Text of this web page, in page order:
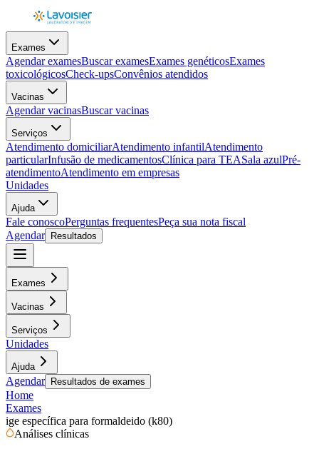
Exames
Agendar examesBuscar examesExames genéticosExames
toxicológicosCheck-upsConvênios atendidos
Vacinas
Agendar vacinasBuscar vacinas
Serviços
Atendimento domiciliarAtendimento infantilAtendimento
particularInfusão de medicamentosClínica para TEASala azulPré-
atendimentoAtendimento em empresas
Unidades
Ajuda
Fale conoscoPerguntas frequentesPeça sua nota fiscal
Agendar
Resultados
Exames
Vacinas
Serviços
Unidades
Ajuda
Agendar Resultados de exames
Home
Exames
ige específica para formaldeido (k80)
Análises clínicas